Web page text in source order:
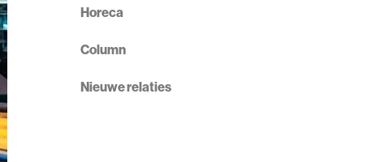
Horeca
Column
Nieuwe relaties